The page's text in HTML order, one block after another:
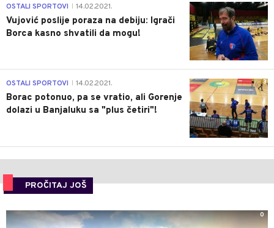
1
OSTALI SPORTOVI 14.02.2021.
Vujović poslije poraza na debiju: Igrači
Borca kasno shvatili da mogu!
3
OSTALI SPORTOVI 14.02.2021.
Borac potonuo, pa se vratio, ali Gorenje
dolazi u Banjaluku sa "plus četiri"!
PROČITAJ JOŠ
0